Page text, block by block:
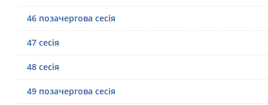
46 позачергова сесія
47 сесія
48 сесія
49 позачергова сесія